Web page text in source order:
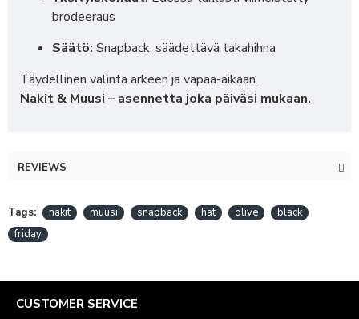
brodeeraus
Säätö: Snapback, säädettävä takahihna
Täydellinen valinta arkeen ja vapaa-aikaan.
Nakit & Muusi – asennetta joka päiväsi mukaan.
REVIEWS
Tags: nakit muusi snapback hat olive
black
friday
CUSTOMER SERVICE